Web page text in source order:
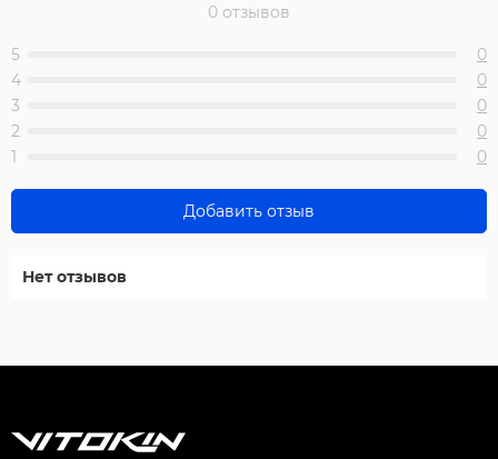
0 отзывов
5
0
4
0
3
0
2
0
1
0
Добавить отзыв
Нет отзывов